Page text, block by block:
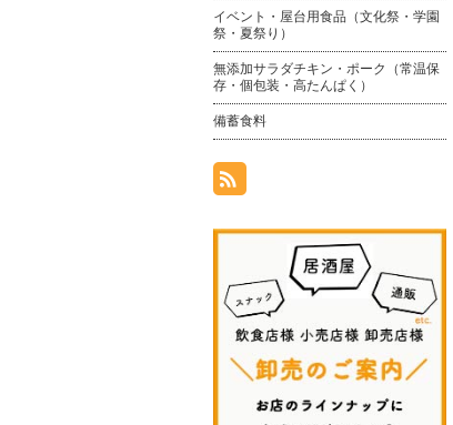
イベント・屋台用食品（文化祭・学園
祭・夏祭り）
無添加サラダチキン・ポーク（常温保
存・個包装・高たんぱく）
備蓄食料